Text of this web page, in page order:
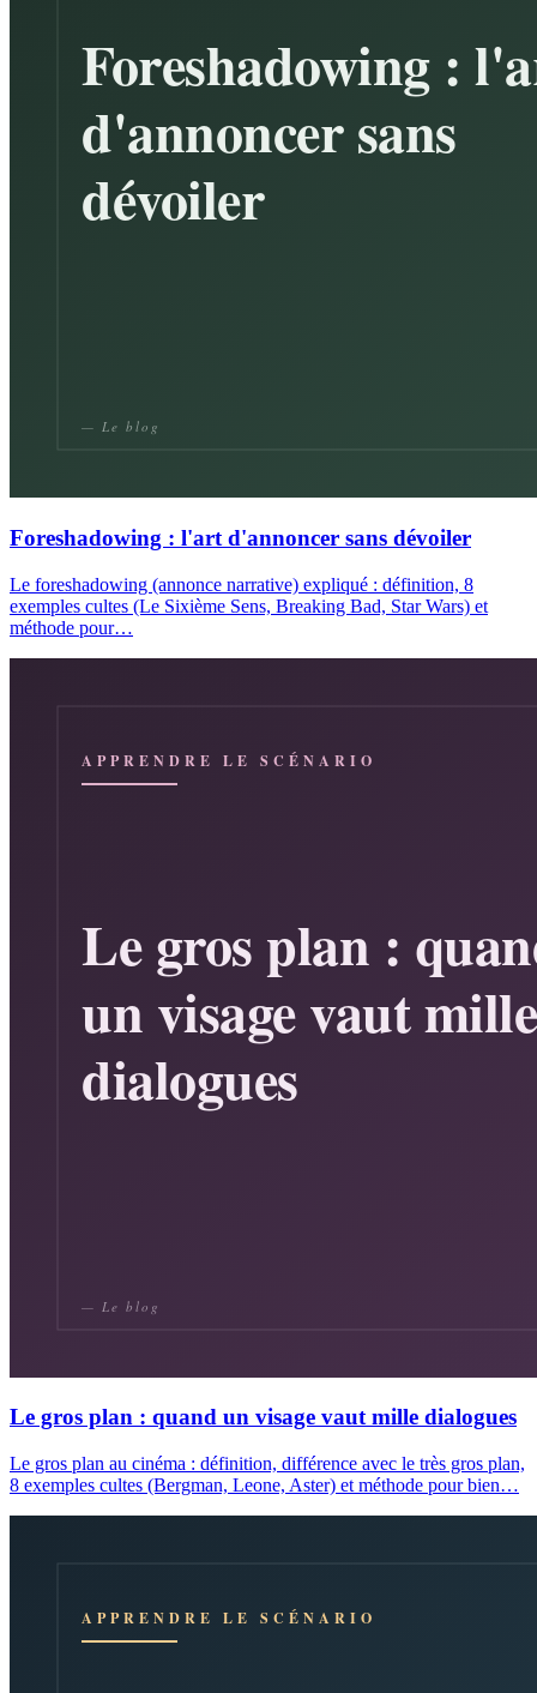
Foreshadowing : l'art d'annoncer sans dévoiler
Le foreshadowing (annonce narrative) expliqué : définition, 8
exemples cultes (Le Sixième Sens, Breaking Bad, Star Wars) et
méthode pour…
Le gros plan : quand un visage vaut mille dialogues
Le gros plan au cinéma : définition, différence avec le très gros plan,
8 exemples cultes (Bergman, Leone, Aster) et méthode pour bien…